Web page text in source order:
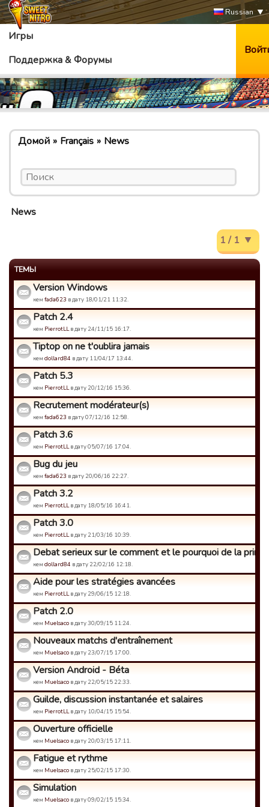
Russian
Игры
Поддержка & Форумы
Домой Français News
News
1 / 1
ТЕМЫ
Version Windows
кем fada623 в дату 18/01/21 11:32.
Patch 2.4
кем PierrotLLв дату 24/11/15 16:17.
Tiptop on ne t'oublira jamais
кем dollard84 в дату 11/04/17 13:44.
Patch 5.3
кем PierrotLLв дату 20/12/16 15:36.
Recrutement modérateur(s)
кем fada623 в дату 07/12/16 12:58.
Patch 3.6
кем PierrotLLв дату 05/07/16 17:04.
Bug du jeu
кем fada623 в дату 20/06/16 22:27.
Patch 3.2
кем PierrotLLв дату 18/05/16 16:41.
Patch 3.0
кем PierrotLLв дату 21/03/16 10:39.
Debat serieux sur le comment et le pourquoi de la prime
кем dollard84 в дату 22/02/16 12:18.
Aide pour les stratégies avancées
кем PierrotLLв дату 29/06/15 12:18.
Patch 2.0
кем Muelsaco в дату 30/09/15 11:24.
Nouveaux matchs d'entraînement
кем Muelsaco в дату 23/07/15 17:00.
Version Android - Béta
кем Muelsaco в дату 22/05/15 22:33.
Guilde, discussion instantanée et salaires
кем PierrotLLв дату 10/04/15 15:54.
Ouverture officielle
кем Muelsaco в дату 20/03/15 17:11.
Fatigue et rythme
кем Muelsaco в дату 25/02/15 17:30.
Simulation
кем Muelsaco в дату 09/02/15 15:34.